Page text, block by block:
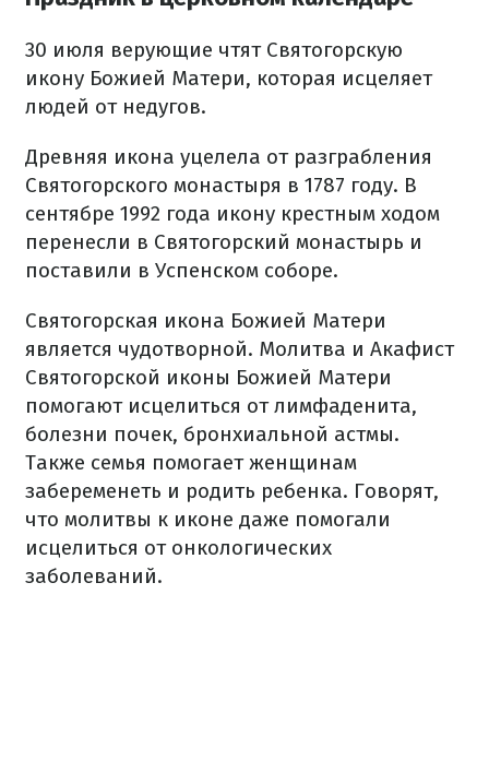
30 июля верующие чтят Святогорскую
икону Божией Матери, которая исцеляет
людей от недугов.
Древняя икона уцелела от разграбления
Святогорского монастыря в 1787 году. В
сентябре 1992 года икону крестным ходом
перенесли в Святогорский монастырь и
поставили в Успенском соборе.
Святогорская икона Божией Матери
является чудотворной. Молитва и Акафист
Святогорской иконы Божией Матери
помогают исцелиться от лимфаденита,
болезни почек, бронхиальной астмы.
Также семья помогает женщинам
забеременеть и родить ребенка. Говорят,
что молитвы к иконе даже помогали
исцелиться от онкологических
заболеваний.